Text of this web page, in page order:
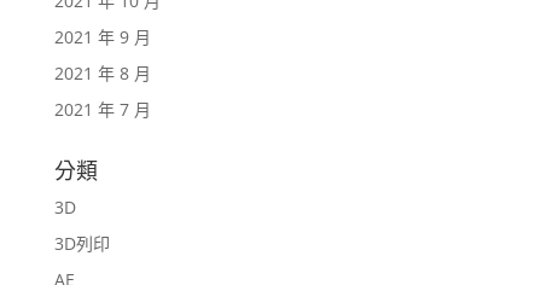
2021 年 9 月
2021 年 8 月
2021 年 7 月
分類
3D
3D列印
AE